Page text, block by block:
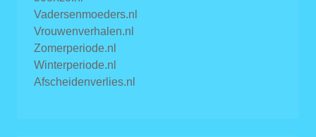
Vadersenmoeders.nl
Vrouwenverhalen.nl
Zomerperiode.nl
Winterperiode.nl
Afscheidenverlies.nl